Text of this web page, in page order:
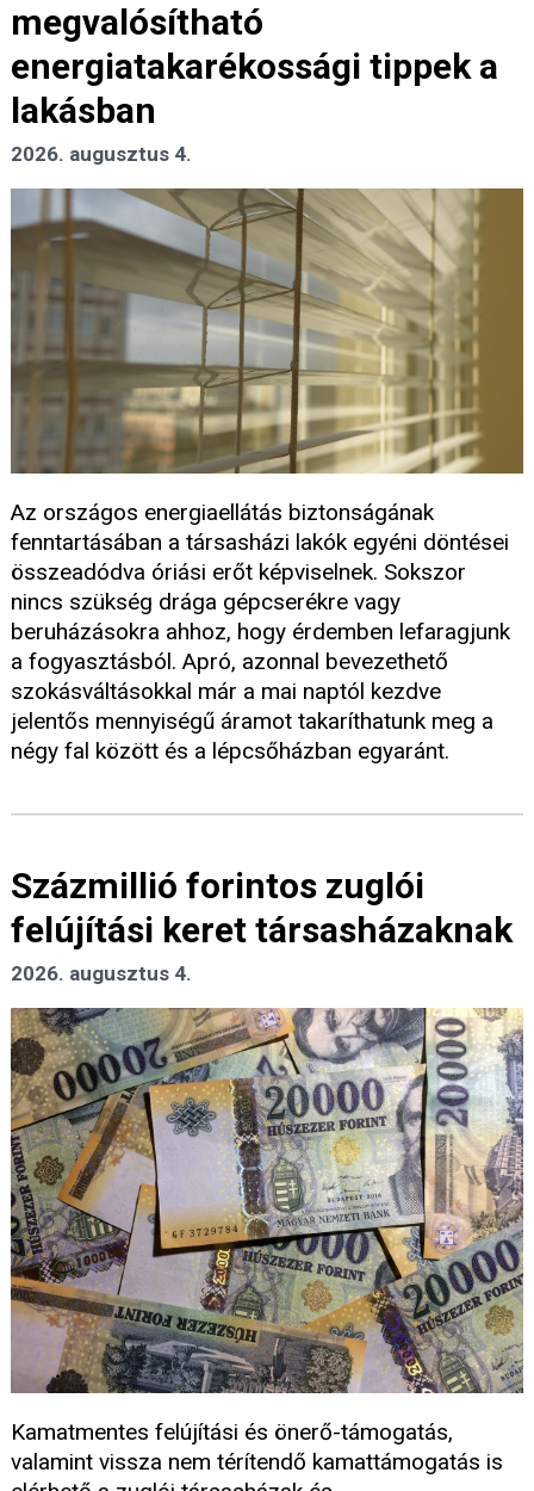
megvalósítható
energiatakarékossági tippek a
lakásban
2026. augusztus 4.
Az országos energiaellátás biztonságának
fenntartásában a társasházi lakók egyéni döntései
összeadódva óriási erőt képviselnek. Sokszor
nincs szükség drága gépcserékre vagy
beruházásokra ahhoz, hogy érdemben lefaragjunk
a fogyasztásból. Apró, azonnal bevezethető
szokásváltásokkal már a mai naptól kezdve
jelentős mennyiségű áramot takaríthatunk meg a
négy fal között és a lépcsőházban egyaránt.
Százmillió forintos zuglói
felújítási keret társasházaknak
2026. augusztus 4.
Kamatmentes felújítási és önerő-támogatás,
valamint vissza nem térítendő kamattámogatás is